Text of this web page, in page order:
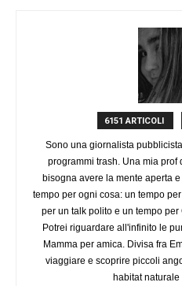
6151 ARTICOLI
Sono una giornalista
programmi trash. Una mia
bisogna avere la mente aperta
tempo per ogni cosa: un tempo
per un talk polito e un tempo
Potrei riguardare all'infinito le
Mamma per amica. Divisa fra
viaggiare e scoprire piccoli
habitat